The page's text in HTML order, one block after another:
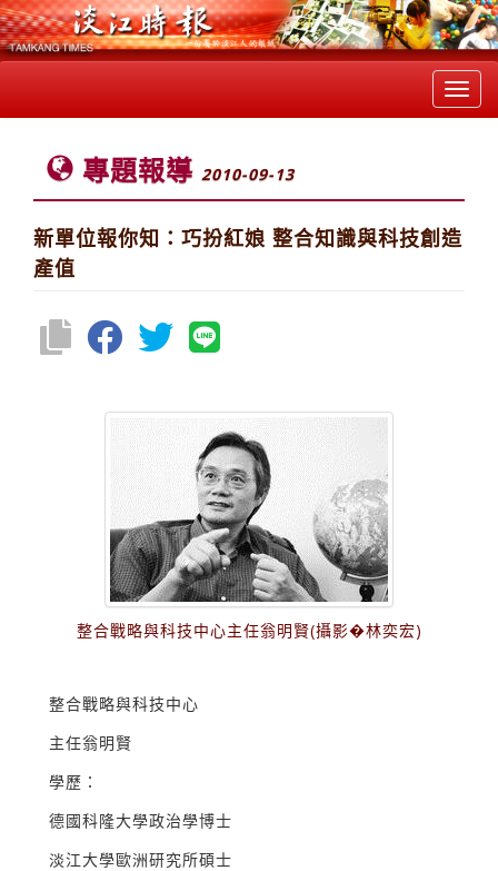
專題報導 2010-09-13
新單位報你知：巧扮紅娘 整合知識與科技創造
產值
整合戰略與科技中心主任翁明賢(攝影�林奕宏)
整合戰略與科技中心
主任翁明賢
學歷：
德國科隆大學政治學博士
淡江大學歐洲研究所碩士